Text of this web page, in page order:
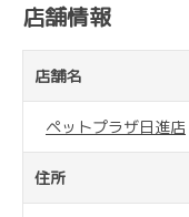
店舗情報
店舗名
ペットプラザ日進店
住所